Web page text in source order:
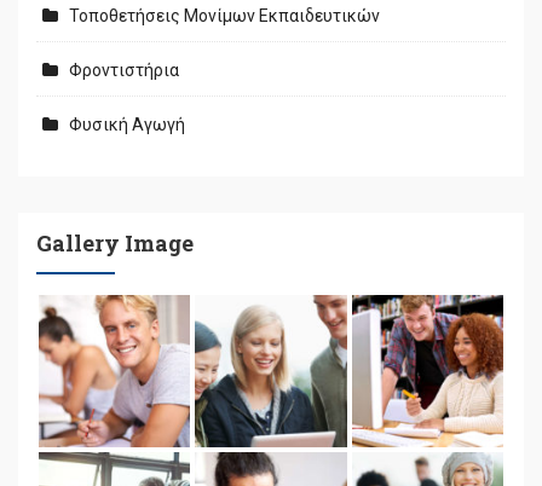
Τοποθετήσεις Μονίμων Εκπαιδευτικών
Φροντιστήρια
Φυσική Αγωγή
Gallery Image